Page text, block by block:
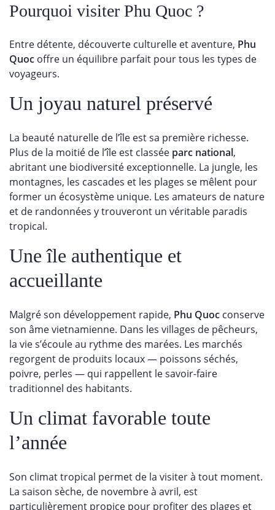
Pourquoi visiter Phu Quoc ?
Entre détente, découverte culturelle et aventure, Phu
Quoc offre un équilibre parfait pour tous les types de
voyageurs.
Un joyau naturel préservé
La beauté naturelle de l’île est sa première richesse.
Plus de la moitié de l’île est classée parc national,
abritant une biodiversité exceptionnelle. La jungle, les
montagnes, les cascades et les plages se mêlent pour
former un écosystème unique. Les amateurs de nature
et de randonnées y trouveront un véritable paradis
tropical.
Une île authentique et
accueillante
Malgré son développement rapide, Phu Quoc conserve
son âme vietnamienne. Dans les villages de pêcheurs,
la vie s’écoule au rythme des marées. Les marchés
regorgent de produits locaux — poissons séchés,
poivre, perles — qui rappellent le savoir-faire
traditionnel des habitants.
Un climat favorable toute
l’année
Son climat tropical permet de la visiter à tout moment.
La saison sèche, de novembre à avril, est
particulièrement propice pour profiter des plages et